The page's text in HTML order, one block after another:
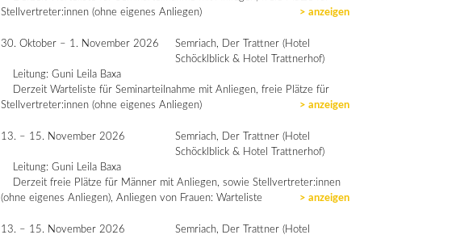
Stellvertreter:innen (ohne eigenes Anliegen)
> anzeigen
30. Oktober – 1. November 2026
Semriach, Der Trattner (Hotel
Schöcklblick & Hotel Trattnerhof)
Leitung: Guni Leila Baxa
Derzeit Warteliste für Seminarteilnahme mit Anliegen, freie Plätze für
Stellvertreter:innen (ohne eigenes Anliegen)
> anzeigen
13. – 15. November 2026
Semriach, Der Trattner (Hotel
Schöcklblick & Hotel Trattnerhof)
Leitung: Guni Leila Baxa
Derzeit freie Plätze für Männer mit Anliegen, sowie Stellvertreter:innen
(ohne eigenes Anliegen), Anliegen von Frauen: Warteliste
> anzeigen
13. – 15. November 2026
Semriach, Der Trattner (Hotel